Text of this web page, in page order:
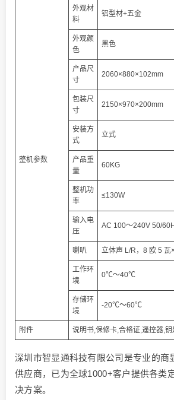
整机参数
外观材
料
铝型材+五金
外观颜
色
黑色
产品尺
寸
2060×880×102mm
包装尺
寸
2150×970×200mm
安装方
式
立式
产品重
量
60KG
整机功
率
≤130W
输入电
压
AC 100～240V 50/
喇叭 立体声 L/R，8 欧 5 瓦
工作环
境
0℃～40℃
存储环
境
-20℃～60℃
附件 说明书,保修卡,合格证,遥控器,
深圳市智显通科技有限公司是专业的商
供应商，已为全球1000+客户提供各类
决方案。